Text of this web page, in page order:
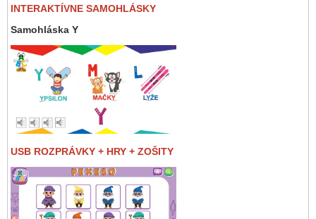
INTERAKTÍVNE SAMOHLÁSKY
Samohláska Y
USB ROZPRÁVKY + HRY + ZOŠITY